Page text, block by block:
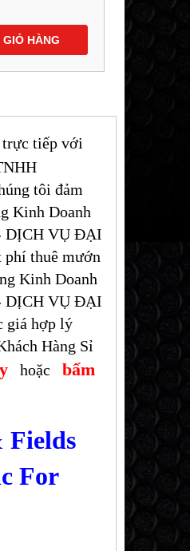
MUA
HÀNG
trực tiếp với
tôi đảm
Kinh Doanh
DỊCH VỤ ĐẠI
phí thuê mướn
Kinh Doanh
DỊCH VỤ ĐẠI
giá hợp lý
Hàng Sỉ
hoặc bấm
Fields
For